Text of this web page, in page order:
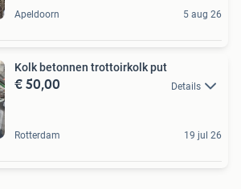
Apeldoorn 5 aug 26
Kolk betonnen trottoirkolk put
€ 50,00 Details
Rotterdam 19 jul 26